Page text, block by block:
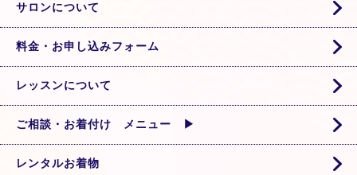
サロンについて
料金・お申し込みフォーム
レッスンについて
ご相談・お着付け メニュー ▶
レンタルお着物